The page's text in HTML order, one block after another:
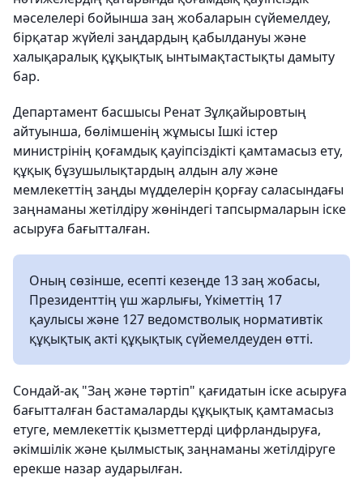
мәселелері бойынша заң жобаларын сүйемелдеу,
бірқатар жүйелі заңдардың қабылдануы және
халықаралық құқықтық ынтымақтастықты дамыту
бар.
Департамент басшысы Ренат Зұлқайыровтың
айтуынша, бөлімшенің жұмысы Ішкі істер
министрінің қоғамдық қауіпсіздікті қамтамасыз ету,
құқық бұзушылықтардың алдын алу және
мемлекеттің заңды мүдделерін қорғау саласындағы
заңнаманы жетілдіру жөніндегі тапсырмаларын іске
асыруға бағытталған.
Оның сөзінше, есепті кезеңде 13 заң жобасы,
Президенттің үш жарлығы, Үкіметтің 17
қаулысы және 127 ведомстволық нормативтік
құқықтық акті құқықтық сүйемелдеуден өтті.
Сондай-ақ "Заң және тәртіп" қағидатын іске асыруға
бағытталған бастамаларды құқықтық қамтамасыз
етуге, мемлекеттік қызметтерді цифрландыруға,
әкімшілік және қылмыстық заңнаманы жетілдіруге
ерекше назар аударылған.